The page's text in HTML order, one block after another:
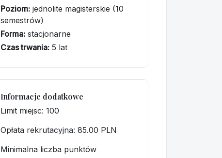
Poziom: jednolite magisterskie (10
semestrów)
Forma: stacjonarne
Czas trwania: 5 lat
Informacje dodatkowe
Limit miejsc: 100
Opłata rekrutacyjna: 85.00 PLN
Minimalna liczba punktów